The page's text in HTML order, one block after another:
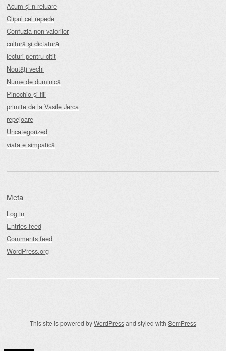
Acum și-n reluare
Clipul cel repede
Confuzia non-valorilor
cultură şi dictatură
lecturi pentru citit
Noutăţi vechi
Nume de duminică
Pinochio şi fiii
primite de la Vasile Jerca
repejoare
Uncategorized
viata e simpatică
Meta
Log in
Entries feed
Comments feed
WordPress.org
This site is powered byWordPressand styled with SemPress